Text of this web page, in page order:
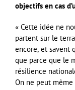
objectifs en cas
« Cette idée ne
partent sur le
encore, et savent
que parce que le
résilience
On ne peut même